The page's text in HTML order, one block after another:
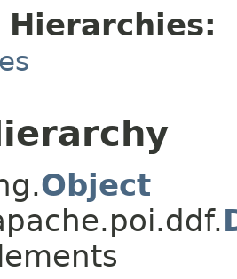
Hierarchies:
Object